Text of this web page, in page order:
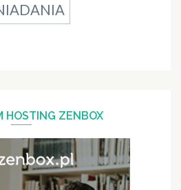
HOSTING ZENBOX